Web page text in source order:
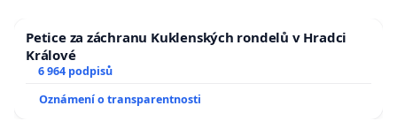
Petice za záchranu Kuklenských rondelů v Hradci
Králové
6 964 podpisů
Oznámení o transparentnosti